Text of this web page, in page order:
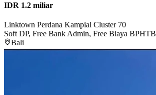
IDR 1.2 miliar
Linktown Perdana Kampial Cluster 70
Soft DP, Free Bank Admin, Free Biaya BPHTB
Bali